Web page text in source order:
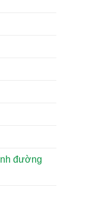
đường